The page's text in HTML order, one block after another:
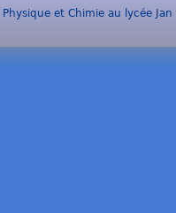
Physique et Chimie au lycée